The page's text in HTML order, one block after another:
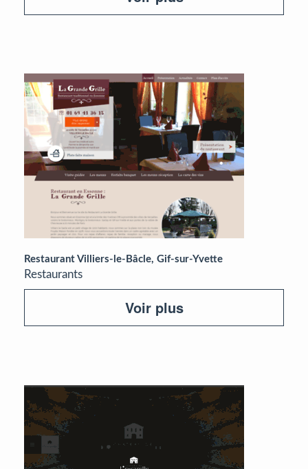
Restaurant Villiers-le-Bâcle, Gif-sur-Yvette
Restaurants
Voir plus